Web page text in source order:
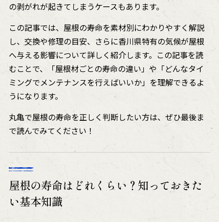
の剥がれが起きてしまうケースもあります。
この記事では、屋根の寿命を素材別にわかりやすく解説
し、交換や修理の目安、さらに香川県特有の気候が屋根
へ与える影響について詳しく紹介します。この記事を読
むことで、「屋根材ごとの寿命の違い」や「どんなタイ
ミングでメンテナンスを行えばいいか」を理解できるよ
うになります。
丸亀で屋根の寿命を正しく判断したい方は、ぜひ最後ま
で読んでみてください！
屋根の寿命はどれくらい？知っておきた
い基本知識